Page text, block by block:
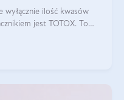
ilość kwasów
jest TOTOX. To